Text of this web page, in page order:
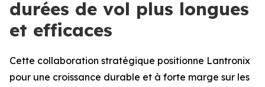
durées de vol plus longues
et efficaces
Cette collaboration stratégique positionne Lantronix
pour une croissance durable et à forte marge sur les